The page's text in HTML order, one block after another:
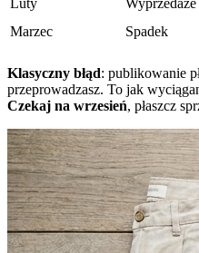
Luty
Wyprzedaże
Marzec
Spadek
Klasyczny błąd: publikowanie
przeprowadzasz. To jak
Czekaj na wrzesień, płaszcz